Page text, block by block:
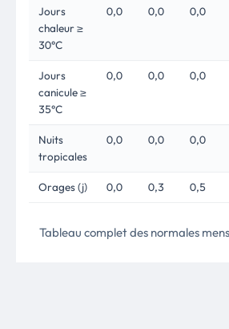
Jours
chaleur ≥
30°C
0,0 0,0 0,0
Jours
canicule ≥
35°C
0,0 0,0 0,0
Nuits
tropicales
0,0 0,0 0,0
Orages (j) 0,0 0,3 0,5
Tableau complet des normales